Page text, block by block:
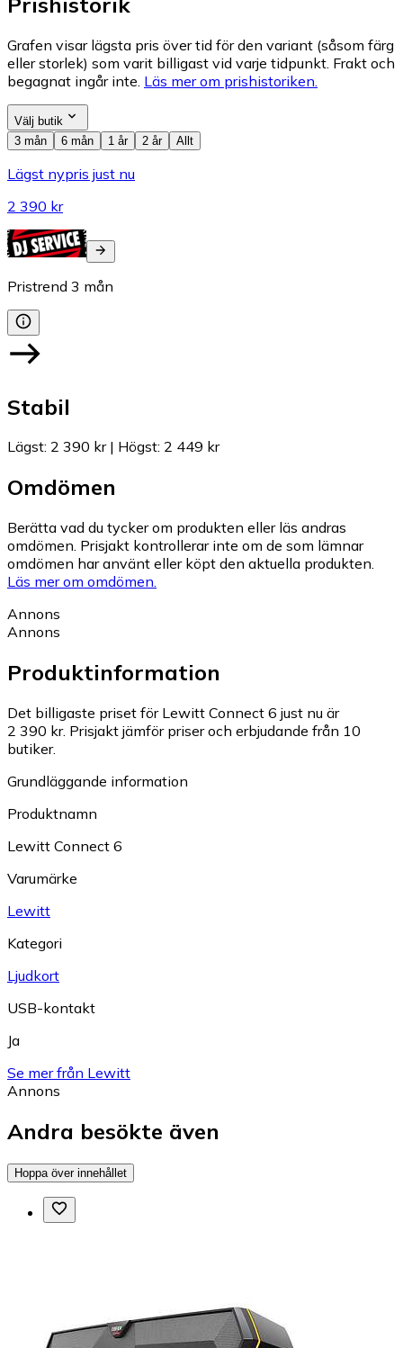
Grafen visar lägsta pris över tid för den variant (såsom färg
eller storlek) som varit billigast vid varje tidpunkt. Frakt och
begagnat ingår inte. Läs mer om prishistoriken.
Välj butik
3 mån
6 mån 1 år 2 år Allt
Lägst nypris just nu
2 390 kr
Pristrend 3 mån
Stabil
Lägst: 2 390 kr| Högst: 2 449 kr
Omdömen
Berätta vad du tycker om produkten eller läs andras
omdömen. Prisjakt kontrollerar inte om de som lämnar
omdömen har använt eller köpt den aktuella produkten.
Läs mer om omdömen.
Annons
Annons
Produktinformation
Det billigaste priset för Lewitt Connect 6 just nu är
2 390 kr. Prisjakt jämför priser och erbjudande från 10
butiker.
Grundläggande information
Produktnamn
Lewitt Connect 6
Varumärke
Lewitt
Kategori
Ljudkort
USB-kontakt
Ja
Se mer från Lewitt
Annons
Andra besökte även
Hoppa över innehållet